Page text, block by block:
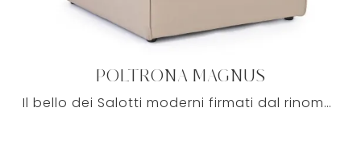
POLTRONA MAGNUS
Il bello dei Salotti moderni firmati dal rinomato brand Bizzotto è innanzitutto la comodità, elemento imprescindibile nel living di ciascuno.